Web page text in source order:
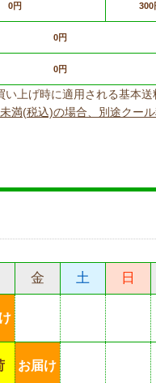
0円 300
0円
0円
上げ時に適用される基本送
満(税込)の場合、別途クー
金 土 日
お届け